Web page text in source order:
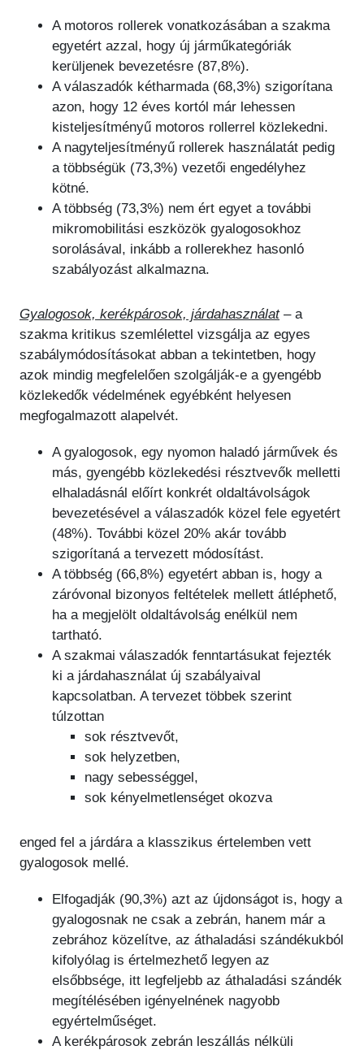
A motoros rollerek vonatkozásában a szakma
egyetért azzal, hogy új járműkategóriák
kerüljenek bevezetésre (87,8%).
A válaszadók kétharmada (68,3%) szigorítana
azon, hogy 12 éves kortól már lehessen
kisteljesítményű motoros rollerrel közlekedni.
A nagyteljesítményű rollerek használatát pedig
a többségük (73,3%) vezetői engedélyhez
kötné.
A többség (73,3%) nem ért egyet a további
mikromobilitási eszközök gyalogosokhoz
sorolásával, inkább a rollerekhez hasonló
szabályozást alkalmazna.
Gyalogosok, kerékpárosok, járdahasználat – a
szakma kritikus szemlélettel vizsgálja az egyes
szabálymódosításokat abban a tekintetben, hogy
azok mindig megfelelően szolgálják-e a gyengébb
közlekedők védelmének egyébként helyesen
megfogalmazott alapelvét.
A gyalogosok, egy nyomon haladó járművek és
más, gyengébb közlekedési résztvevők melletti
elhaladásnál előírt konkrét oldaltávolságok
bevezetésével a válaszadók közel fele egyetért
(48%). További közel 20% akár tovább
szigorítaná a tervezett módosítást.
A többség (66,8%) egyetért abban is, hogy a
záróvonal bizonyos feltételek mellett átléphető,
ha a megjelölt oldaltávolság enélkül nem
tartható.
A szakmai válaszadók fenntartásukat fejezték
ki a járdahasználat új szabályaival
kapcsolatban. A tervezet többek szerint
túlzottan
sok résztvevőt,
sok helyzetben,
nagy sebességgel,
sok kényelmetlenséget okozva
enged fel a járdára a klasszikus értelemben vett
gyalogosok mellé.
Elfogadják (90,3%) azt az újdonságot is, hogy a
gyalogosnak ne csak a zebrán, hanem már a
zebrához közelítve, az áthaladási szándékukból
kifolyólag is értelmezhető legyen az
elsőbbsége, itt legfeljebb az áthaladási szándék
megítélésében igényelnének nagyobb
egyértelműséget.
A kerékpárosok zebrán leszállás nélküli